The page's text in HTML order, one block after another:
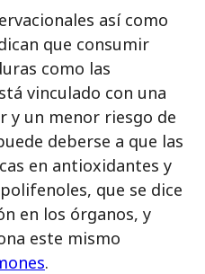
así como
que consumir
como las
vinculado con una
y un menor riesgo de
deberse a que las
en antioxidantes y
que se dice
en los órganos, y
este mismo
.